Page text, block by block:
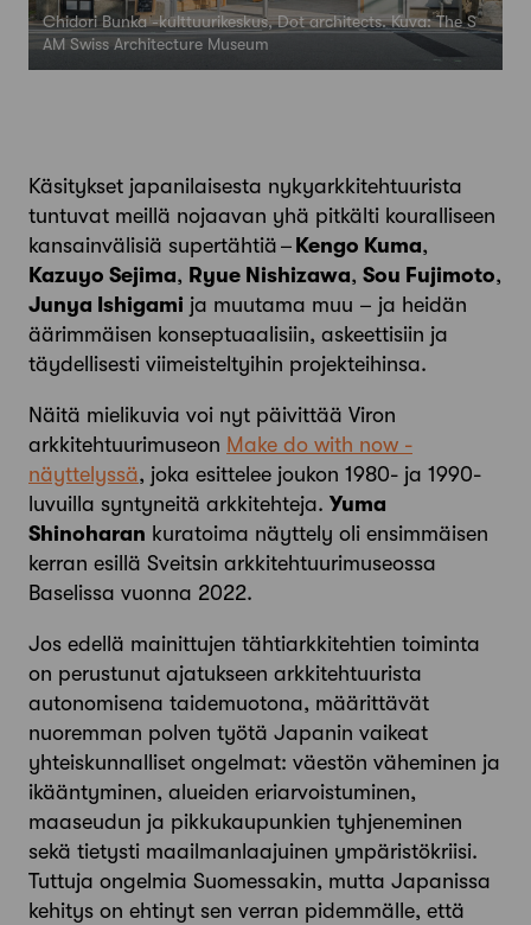
Chidori Bunka -kulttuurikeskus, Dot architects. Kuva: The S
AM Swiss Architecture Museum
Käsitykset japanilaisesta nykyarkkitehtuurista
tuntuvat meillä nojaavan yhä pitkälti kouralliseen
kansainvälisiä supertähtiä – Kengo Kuma,
Kazuyo Sejima, Ryue Nishizawa, Sou Fujimoto,
Junya Ishigami ja muutama muu – ja heidän
äärimmäisen konseptuaalisiin, askeettisiin ja
täydellisesti viimeisteltyihin projekteihinsa.
Näitä mielikuvia voi nyt päivittää Viron
arkkitehtuurimuseon Make do with now -
näyttelyssä, joka esittelee joukon 1980- ja 1990-
luvuilla syntyneitä arkkitehteja. Yuma
Shinoharan kuratoima näyttely oli ensimmäisen
kerran esillä Sveitsin arkkitehtuurimuseossa
Baselissa vuonna 2022.
Jos edellä mainittujen tähtiarkkitehtien toiminta
on perustunut ajatukseen arkkitehtuurista
autonomisena taidemuotona, määrittävät
nuoremman polven työtä Japanin vaikeat
yhteiskunnalliset ongelmat: väestön väheminen ja
ikääntyminen, alueiden eriarvoistuminen,
maaseudun ja pikkukaupunkien tyhjeneminen
sekä tietysti maailmanlaajuinen ympäristökriisi.
Tuttuja ongelmia Suomessakin, mutta Japanissa
kehitys on ehtinyt sen verran pidemmälle, että